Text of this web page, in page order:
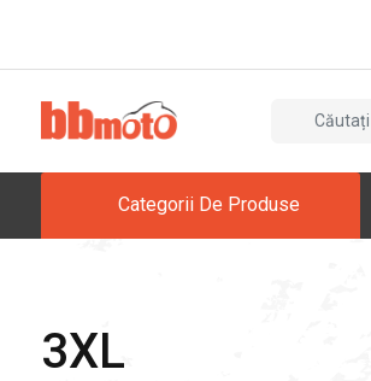
Categorii De Produse
3XL